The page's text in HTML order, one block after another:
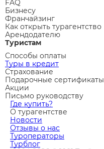
FAQ
Бизнесу
Франчайзинг
Как открыть турагентство
Арендодателю
Туристам
Способы оплаты
Туры в кредит
Страхование
Подарочные сертификаты
Акции
Письмо руководству
Где купить?
О турагентстве
Новости
Отзывы о нас
Туроператоры
Турблог